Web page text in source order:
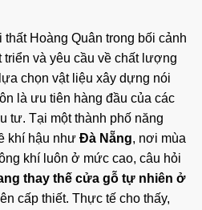
thất Hoàng Quân trong bối cảnh
triển và yêu cầu về chất lượng
chọn vật liệu xây dựng nói
là ưu tiên hàng đầu của các
tư. Tại một thành phố năng
khí hậu như Đà Nẵng, nơi mùa
khí luôn ở mức cao, câu hỏi
thay thế cửa gỗ tự nhiên ở
cấp thiết. Thực tế cho thấy,